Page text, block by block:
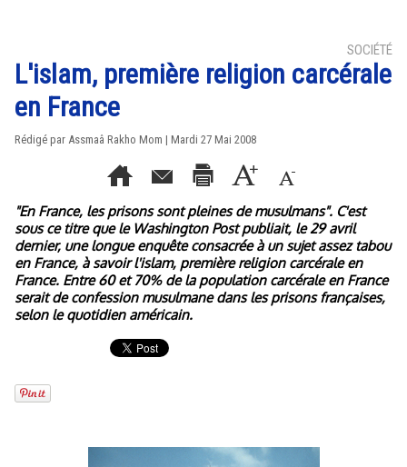
SOCIÉTÉ
L'islam, première religion carcérale
en France
Rédigé par Assmaâ Rakho Mom | Mardi 27 Mai 2008
"En France, les prisons sont pleines de musulmans". C'est
sous ce titre que le Washington Post publiait, le 29 avril
dernier, une longue enquête consacrée à un sujet assez tabou
en France, à savoir l'islam, première religion carcérale en
France. Entre 60 et 70% de la population carcérale en France
serait de confession musulmane dans les prisons françaises,
selon le quotidien américain.